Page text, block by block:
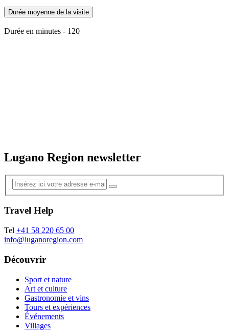
Durée moyenne de la visite
Durée en minutes - 120
Lugano Region newsletter
Travel Help
Tel +41 58 220 65 00
info@luganoregion.com
Découvrir
Sport et nature
Art et culture
Gastronomie et vins
Tours et expériences
Événements
Villages